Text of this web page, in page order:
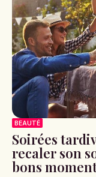
BEAUTÉ
Soirées
recaler son
bons